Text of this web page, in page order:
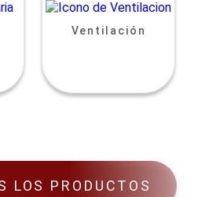
Ventilación
LOS PRODUCTOS